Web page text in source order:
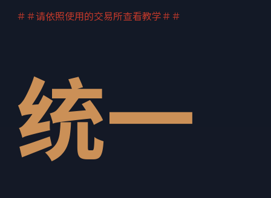
＃＃请依照使用的交易所查看教学＃＃
统一